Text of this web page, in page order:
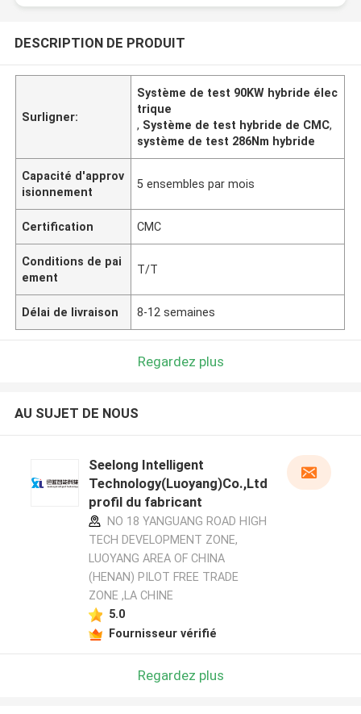
DESCRIPTION DE PRODUIT
Surligner:
Système de test 90KW hybride élec
trique
, Système de test hybride de CMC,
système de test 286Nm hybride
Capacité d'approv
isionnement
5 ensembles par mois
Certification CMC
Conditions de pai
ement
T/T
Délai de livraison 8-12 semaines
Regardez plus
AU SUJET DE NOUS
Seelong Intelligent
Technology(Luoyang)Co.,Ltd
profil du fabricant
NO 18 YANGUANG ROAD HIGH
TECH DEVELOPMENT ZONE,
LUOYANG AREA OF CHINA
(HENAN) PILOT FREE TRADE
ZONE ,LA CHINE
5.0
Fournisseur vérifié
Regardez plus